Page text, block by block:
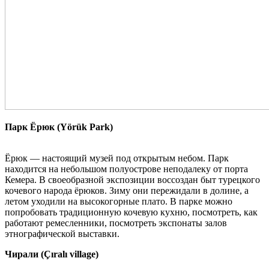
Парк Ёрюк (Yörük Park)
Ёрюк — настоящий музей под открытым небом. Парк
находится на небольшом полуострове неподалеку от порта
Кемера. В своеобразной экспозиции воссоздан быт турецкого
кочевого народа ёрюков. Зиму они пережидали в долине, а
летом уходили на высокогорные плато. В парке можно
попробовать традиционную кочевую кухню, посмотреть, как
работают ремесленники, посмотреть экспонаты залов
этнографической выставки.
Чирали (Çıralı village)